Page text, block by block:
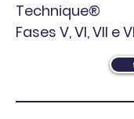
Technique®
Fases V, VI, VII e